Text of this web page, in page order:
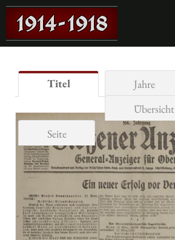
Titel
Jahre
Übersicht
Seite